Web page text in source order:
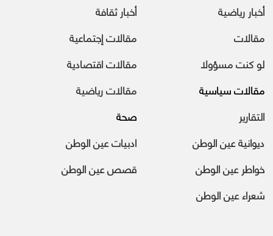
أخبار رياضية
أخبار ثقافة
مقالات
مقالات إجتماعية
لو كنت مسؤولا
مقالات اقتصادية
مقالات سياسية
مقالات رياضية
التقارير
صحة
ديوانية عين الوطن
ادبيات عين الوطن
خواطر عين الوطن
قصص عين الوطن
شعراء عين الوطن